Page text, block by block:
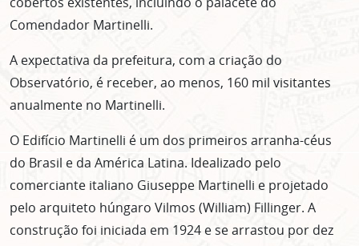
Comendador Martinelli.
A expectativa da prefeitura, com a criação do
Observatório, é receber, ao menos, 160 mil visitantes
anualmente no Martinelli.
O Edifício Martinelli é um dos primeiros arranha-céus
do Brasil e da América Latina. Idealizado pelo
comerciante italiano Giuseppe Martinelli e projetado
pelo arquiteto húngaro Vilmos (William) Fillinger. A
construção foi iniciada em 1924 e se arrastou por dez